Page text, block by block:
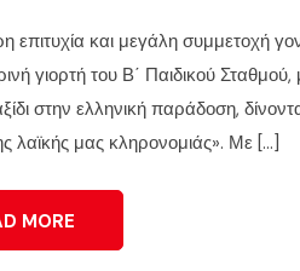
επιτυχία και μεγάλη συμμετοχή
γιορτή του Β΄ Παιδικού
στην ελληνική παράδοση,
λαϊκής μας κληρονομιάς». Με […]
MORE